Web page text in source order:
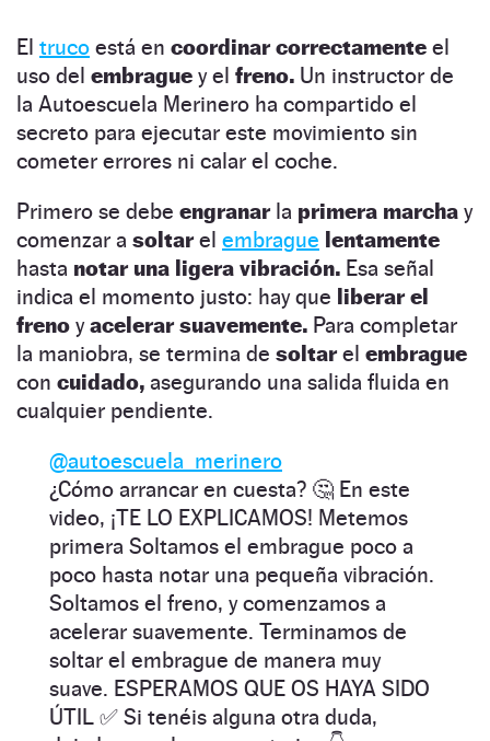
El truco está en coordinar correctamente el
uso del embrague y el freno. Un instructor de
la Autoescuela Merinero ha compartido el
secreto para ejecutar este movimiento sin
cometer errores ni calar el coche.
Primero se debe engranar la primera marcha y
comenzar a soltarel embrague lentamente
hasta notar una ligera vibración. Esa señal
indica el momento justo: hay que liberar el
freno yacelerar suavemente. Para completar
la maniobra, se termina de soltarel embrague
con cuidado, asegurando una salida fluida en
cualquier pendiente.
@autoescuela_merinero
¿Cómo arrancar en cuesta? 🤔 En este
video, ¡TE LO EXPLICAMOS! Metemos
primera Soltamos el embrague poco a
poco hasta notar una pequeña vibración.
Soltamos el freno, y comenzamos a
acelerar suavemente. Terminamos de
soltar el embrague de manera muy
suave. ESPERAMOS QUE OS HAYA SIDO
ÚTIL ✅ Si tenéis alguna otra duda,